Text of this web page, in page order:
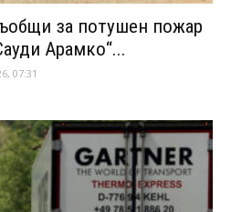
за потушен пожар
Арамко“...
07:31